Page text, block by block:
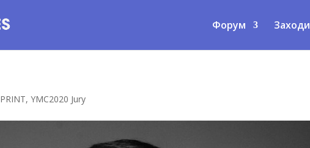
Форум Заходи
PRINT,YMC2020 Jury